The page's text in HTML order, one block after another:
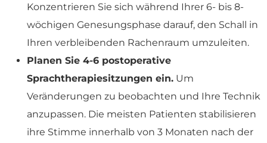
Konzentrieren Sie sich während Ihrer 6- bis 8-
wöchigen Genesungsphase darauf, den Schall in
Ihren verbleibenden Rachenraum umzuleiten.
Planen Sie 4-6 postoperative
Sprachtherapiesitzungen ein. Um
Veränderungen zu beobachten und Ihre Technik
anzupassen. Die meisten Patienten stabilisieren
ihre Stimme innerhalb von 3 Monaten nach der